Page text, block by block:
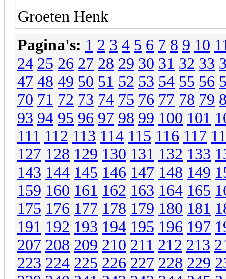
Groeten Henk
Pagina's: 1 2 3 4 5 6 7 8 9 10
24 25 26 27 28 29 30 31 32 33
47 48 49 50 51 52 53 54 55 56
70 71 72 73 74 75 76 77 78 79
93 94 95 96 97 98 99 100 101
111 112 113 114 115 116 117
127 128 129 130 131 132 133
143 144 145 146 147 148 149
159 160 161 162 163 164 165
175 176 177 178 179 180 181
191 192 193 194 195 196 197
207 208 209 210 211 212 213
223 224 225 226 227 228 229